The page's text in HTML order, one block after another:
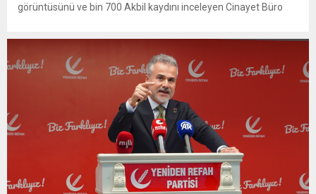
görüntüsünü ve bin 700 Akbil kaydını inceleyen Cinayet Büro